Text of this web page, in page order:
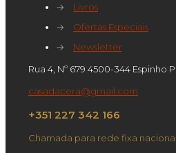
→
Livros
→
Ofertas Especiais
→
Newsletter
Rua 4, Nº 679 4500-344 Espinho
casadacera@gmail.com
+351 227 342 166
Chamada para rede fixa nacional